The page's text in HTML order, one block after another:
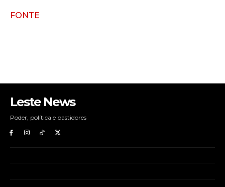
FONTE
Leste News
Poder, política e bastidores